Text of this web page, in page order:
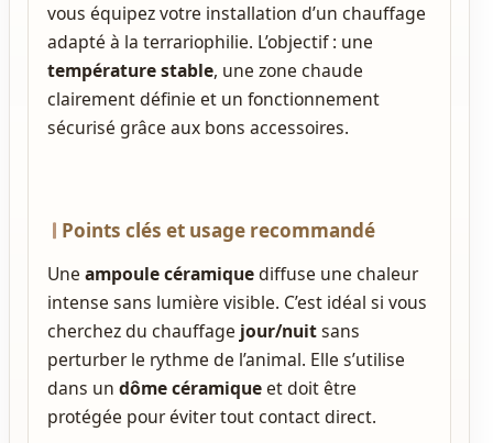
vous équipez votre installation d’un chauffage
adapté à la terrariophilie. L’objectif : une
température stable, une zone chaude
clairement définie et un fonctionnement
sécurisé grâce aux bons accessoires.
Points clés et usage recommandé
Une ampoule céramiquediffuse une chaleur
intense sans lumière visible. C’est idéal si vous
cherchez du chauffage jour/nuitsans
perturber le rythme de l’animal. Elle s’utilise
dans un dôme céramiqueet doit être
protégée pour éviter tout contact direct.